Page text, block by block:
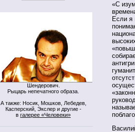
Шендерович.
Рыцарь непечатного образа.
А также: Носик, Мошков, Лебедев,
Касперский, Экслер и другие -
в галерее «Человеки»
«С
Если я